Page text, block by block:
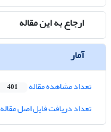
ارجاع به این مقاله
آمار
تعداد مشاهده مقاله 401
تعداد دریافت فایل اصل مقاله